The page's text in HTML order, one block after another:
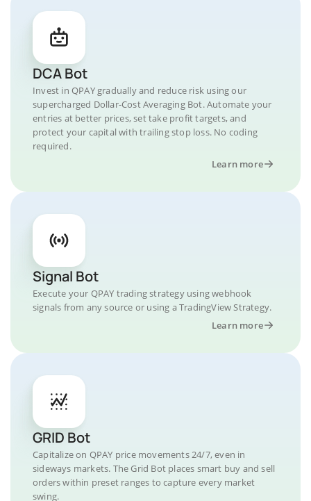
DCA Bot
Invest in QPAY gradually and reduce risk using our
supercharged Dollar-Cost Averaging Bot. Automate your
entries at better prices, set take profit targets, and
protect your capital with trailing stop loss. No coding
required.
Learn more
Signal Bot
Execute your QPAY trading strategy using webhook
signals from any source or using a TradingView Strategy.
Learn more
GRID Bot
Capitalize on QPAY price movements 24/7, even in
sideways markets. The Grid Bot places smart buy and sell
orders within preset ranges to capture every market
swing.